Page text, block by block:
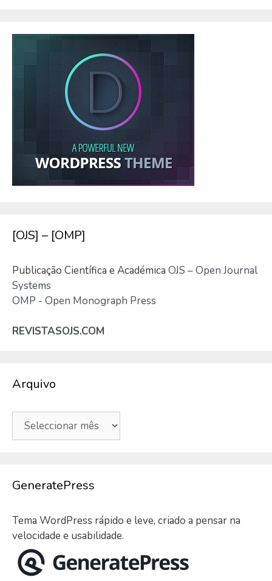
[OJS] – [OMP]
Publicação Científica e Académica OJS – Open Journal
Systems
OMP - Open Monograph Press
REVISTASOJS.COM
Arquivo
Arquivo
GeneratePress
Tema WordPress rápido e leve, criado a pensar na
velocidade e usabilidade.